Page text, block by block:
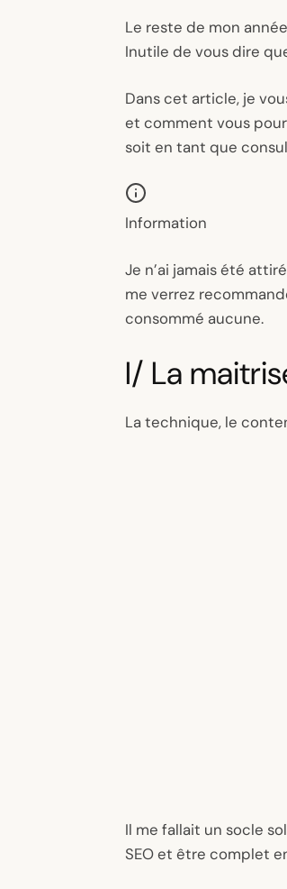
Le reste de mon
Inutile de vous dire
Dans cet article, je
et comment vous
soit en tant que
Information
Je n’ai jamais été
me verrez
consommé aucune.
I/ La
La technique, le
Il me fallait un socle
SEO et être complet